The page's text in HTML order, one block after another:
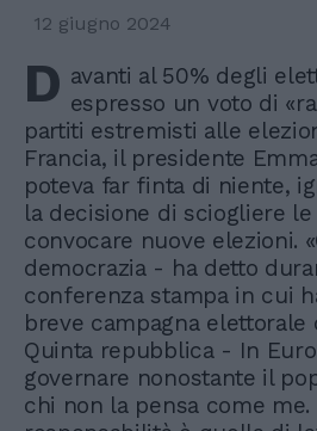
12 giugno 2024
D avanti al 50% degli
espresso un voto di
partiti estremisti alle
Francia, il presidente
poteva far finta di niente,
la decisione di sciogliere
convocare nuove elezioni.
democrazia - ha detto
conferenza stampa in cui
breve campagna
Quinta repubblica - In
governare nonostante il
chi non la pensa come me.